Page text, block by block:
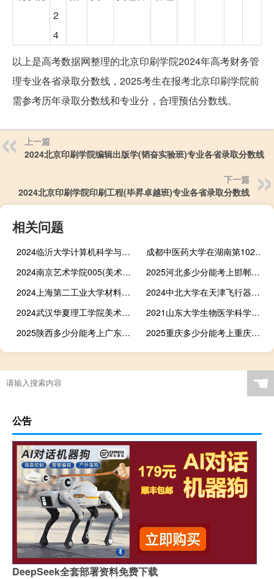
2
4
以上是高考数据网整理的北京印刷学院2024年高考财务管
理专业各省录取分数线，2025考生在报考北京印刷学院前
需参考历年录取分数线和专业分，合理预估分数线。
上一篇
2024北京印刷学院编辑出版学(韬奋实验班)专业各省录取分数线
下一篇
2024北京印刷学院印刷工程(毕昇卓越班)专业各省录取分数线
相关问题
2024临沂大学计算机科学与技术在山东录取分数线多少分
成都中医药大学在湖南第102组包括哪些专业 附各专业招生人数
2024南京艺术学院005(美术与设计类)专业各省录取分数线
2025河北多少分能考上邯郸应用技术职业学院 2024最低352分
2024上海第二工业大学材料化学专业在湖南录取分数线最低多少分
2024中北大学在天津飞行器设计与工程专业录取分数线
2024武汉华夏理工学院美术与设计专业各省录取分数线
2021山东大学生物医学科学专业在辽宁录取分数线 最低分633
2025陕西多少分能考上广东南华工商职业学院 2024最低362分
2025重庆多少分能考上重庆商务职业学院 2024最低415分
☚
公告
DeepSeek全套部署资料免费下载